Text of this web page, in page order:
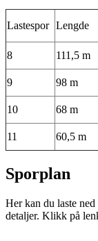
Lastespor Lengde
8 111,5 m
9
98 m
10
68 m
11
60,5 m
Sporplan
Her kan du laste
detaljer. Klikk på